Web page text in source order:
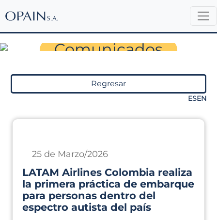
Sala de Prensa
Comunicados
Regresar
ESEN
25 de Marzo/2026
LATAM Airlines Colombia realiza
la primera práctica de embarque
para personas dentro del
espectro autista del país